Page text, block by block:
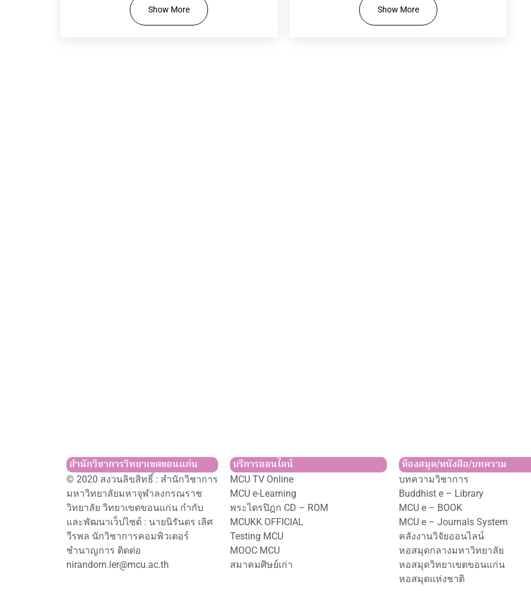
Show More Show More
สำนักวิชาการวิทยาเขตขอนแก่น
© 2020 สงวนลิขสิทธิ์ : สำนักวิชาการ
มหาวิทยาลัยมหาจุฬาลงกรณราช
วิทยาลัย วิทยาเขตขอนแก่น กำกับ
และพัฒนาเว็ปไซต์ : นายนิรันดร เลิศ
วีรพล นักวิชาการคอมพิวเตอร์
ชำนาญการ ติดต่อ
nirandorn.ler@mcu.ac.th
บริการออนไลน์
MCU TV Online
MCU e-Learning
พระไตรปิฎก CD – ROM
MCUKK OFFICIAL
Testing MCU
MOOC MCU
สมาคมศิษย์เก่า
ห้องสมุด/หนังสือ/บทความ
บทความวิชาการ
Buddhist e – Library
MCU e – BOOK
MCU e – Journals System
คลังงานวิจัยออนไลน์
หอสมุดกลางมหาวิทยาลัย
หอสมุดวิทยาเขตขอนแก่น
หอสมุดแห่งชาติ